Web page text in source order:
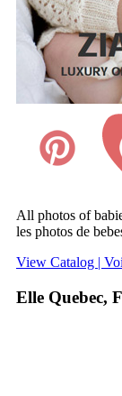
All photos of
les photos de
View Catalog |
Elle Quebec,